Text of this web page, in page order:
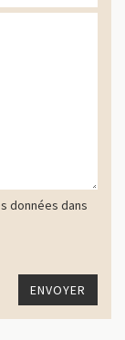
données dans